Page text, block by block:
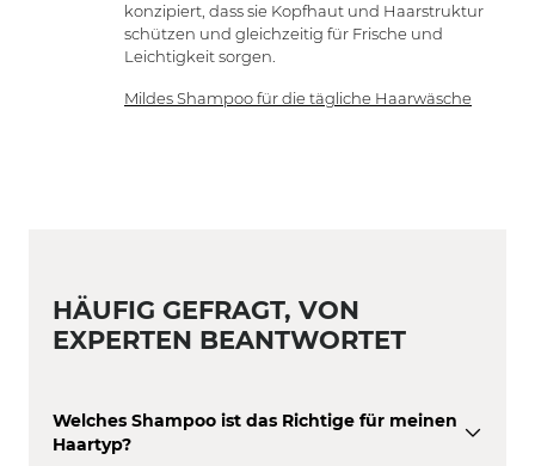
konzipiert, dass sie Kopfhaut und Haarstruktur
schützen und gleichzeitig für Frische und
Leichtigkeit sorgen.
Mildes Shampoo für die tägliche Haarwäsche
HÄUFIG GEFRAGT, VON
EXPERTEN BEANTWORTET
Welches Shampoo ist das Richtige für meinen
Haartyp?